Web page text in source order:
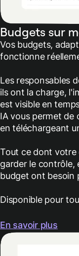
Budgets sur
Vos budgets,
fonctionne
Les responsables
ils ont la charge,
est visible en
IA vous permet de
en téléchargeant
Tout ce dont votre
garder le contrôle,
budget ont besoin
Disponible pour
En savoir plus